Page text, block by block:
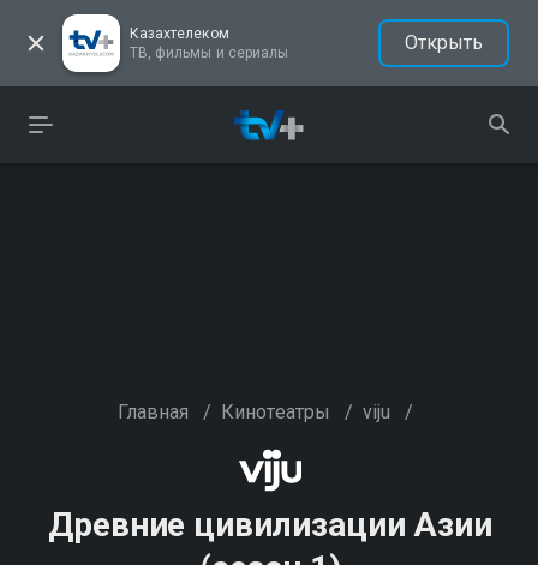
Казахтелеком
ТВ, фильмы и сериалы
Открыть
Главная / Кинотеатры / viju /
Древние цивилизации Азии